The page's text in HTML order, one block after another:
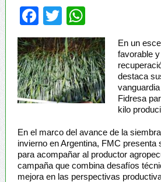
Facebook
Twitter
En un
favorable
destaca
Fidresa
kilo
En el marco del avance de la
invierno en Argentina, FMC presenta
para acompañar al productor
campaña que combina desafíos
mejora en las perspectivas